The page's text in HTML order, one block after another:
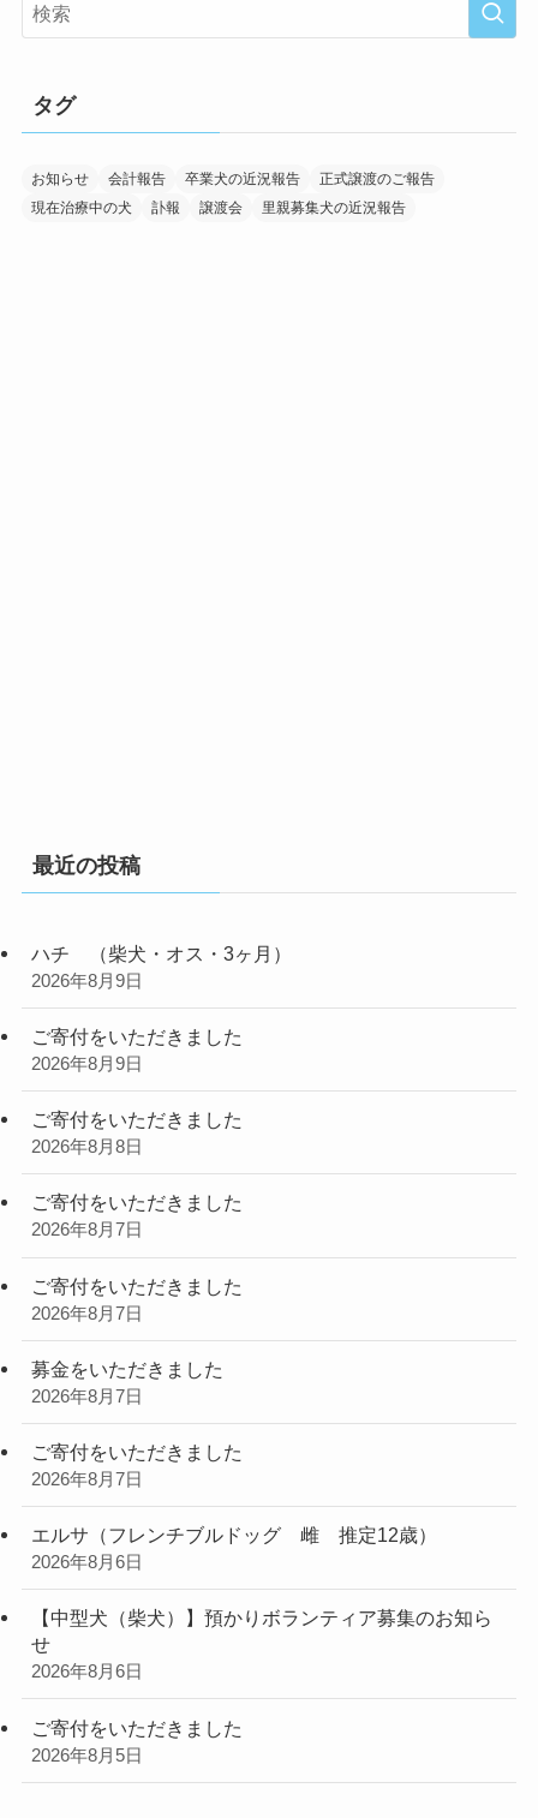
タグ
お知らせ 会計報告 卒業犬の近況報告
正式譲渡のご報告
現在治療中の犬
訃報 譲渡会 里親募集犬の近況報告
最近の投稿
ハチ （柴犬・オス・3ヶ月）
2026年8月9日
ご寄付をいただきました
2026年8月9日
ご寄付をいただきました
2026年8月8日
ご寄付をいただきました
2026年8月7日
ご寄付をいただきました
2026年8月7日
募金をいただきました
2026年8月7日
ご寄付をいただきました
2026年8月7日
エルサ（フレンチブルドッグ 雌 推定12歳）
2026年8月6日
【中型犬（柴犬）】預かりボランティア募集のお知ら
せ
2026年8月6日
ご寄付をいただきました
2026年8月5日